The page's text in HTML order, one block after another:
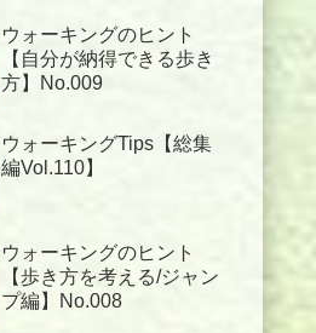
ウォーキングのヒント
【自分が納得できる歩き
方】No.009
ウォーキングTips【総集
編Vol.110】
ウォーキングのヒント
【歩き方を考える/ジャン
プ編】No.008